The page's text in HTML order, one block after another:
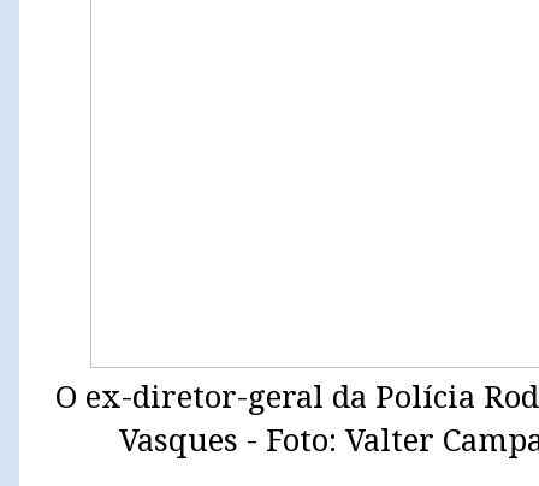
O ex-diretor-geral da Polícia
Vasques - Foto: Valter